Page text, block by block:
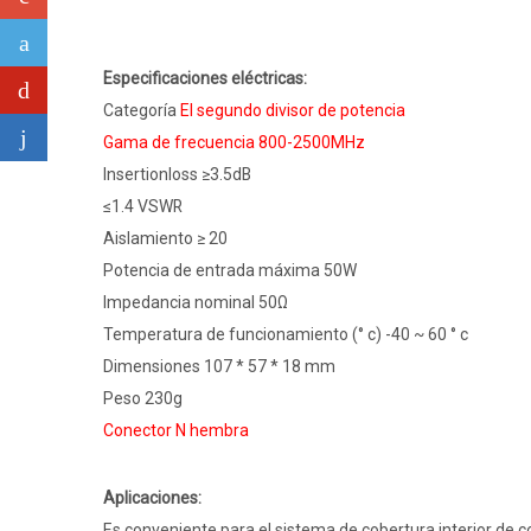
Especificaciones eléctricas:
Categoría El segundo divisor de potencia
Gama de frecuencia 800-2500MHz
Insertionloss ≥3.5dB
≤1.4 VSWR
Aislamiento ≥ 20
Potencia de entrada máxima 50W
Impedancia nominal 50Ω
Temperatura de funcionamiento (° c) -40 ~ 60 ° c
Dimensiones 107 * 57 * 18 mm
Peso 230g
Conector N hembra
Aplicaciones: